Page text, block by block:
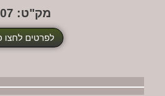
מק"ט: 107
לפרטים לחצו כאן